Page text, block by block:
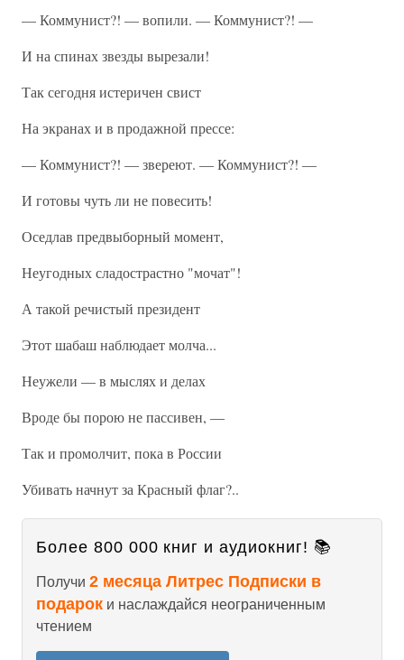
— Коммунист?! — вопили. — Коммунист?! —
И на спинах звезды вырезали!
Так сегодня истеричен свист
На экранах и в продажной прессе:
— Коммунист?! — звереют. — Коммунист?! —
И готовы чуть ли не повесить!
Оседлав предвыборный момент,
Неугодных сладострастно "мочат"!
А такой речистый президент
Этот шабаш наблюдает молча...
Неужели — в мыслях и делах
Вроде бы порою не пассивен, —
Так и промолчит, пока в России
Убивать начнут за Красный флаг?..
Более 800 000 книг и аудиокниг! 📚
Получи 2 месяца Литрес Подписки в
подарок и наслаждайся неограниченным
чтением